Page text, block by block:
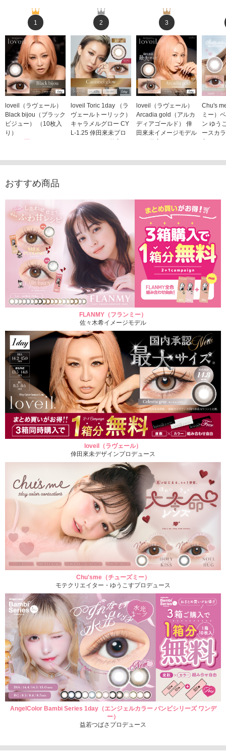
1
loveil（ラヴェール）
Black bijou（ブラック
ビジュー） （10枚入
り）
2
loveil Toric 1day （ラ
ヴェールトーリック）
キャラメルグロー CY
L-1.25 倖田來未プロ
1,760円(税込)
3
loveil（ラヴェール）
Arcadia gold（アルカ
ディアゴールド） 倖
田來未イメージモデル
Chu's
ミー）
ン ゆう
ースカ
おすすめ商品
FLANMY（フランミー）
佐々木希イメージモデル
loveil（ラヴェール）
倖田來未デザインプロデュース
Chu'sme（チューズミー）
モテクリエイター・ゆうこすプロデュース
AngelColor Bambi Series 1day（エンジェルカラー バンビシリーズ ワンデ
ー）
益若つばさプロデュース